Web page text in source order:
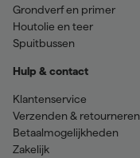
Grondverf en primer
Houtolie en teer
Spuitbussen
Hulp & contact
Klantenservice
Verzenden & retourneren
Betaalmogelijkheden
Zakelijk